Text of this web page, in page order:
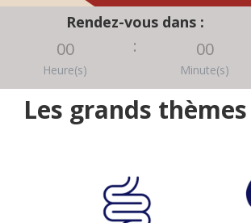
Rendez-vous dans :
00
Heure(s)
: 00
Minute(s)
Les grands thèmes